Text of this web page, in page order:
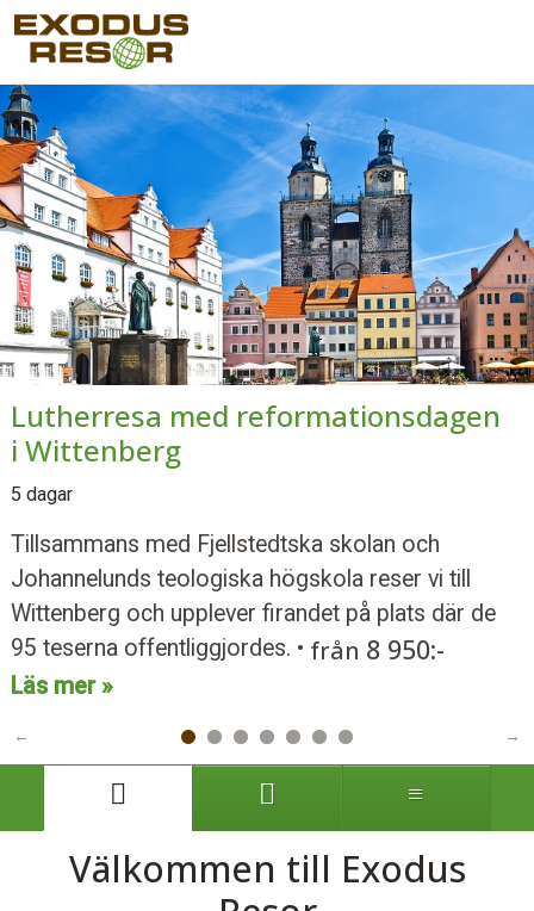
Lutherresa med reformationsdagen
i Wittenberg
5 dagar
Tillsammans med Fjellstedtska skolan och
Johannelunds teologiska högskola reser vi till
Wittenberg och upplever firandet på plats där de
95 teserna offentliggjordes. • från 8 950:-
Läs mer
Välkommen till Exodus